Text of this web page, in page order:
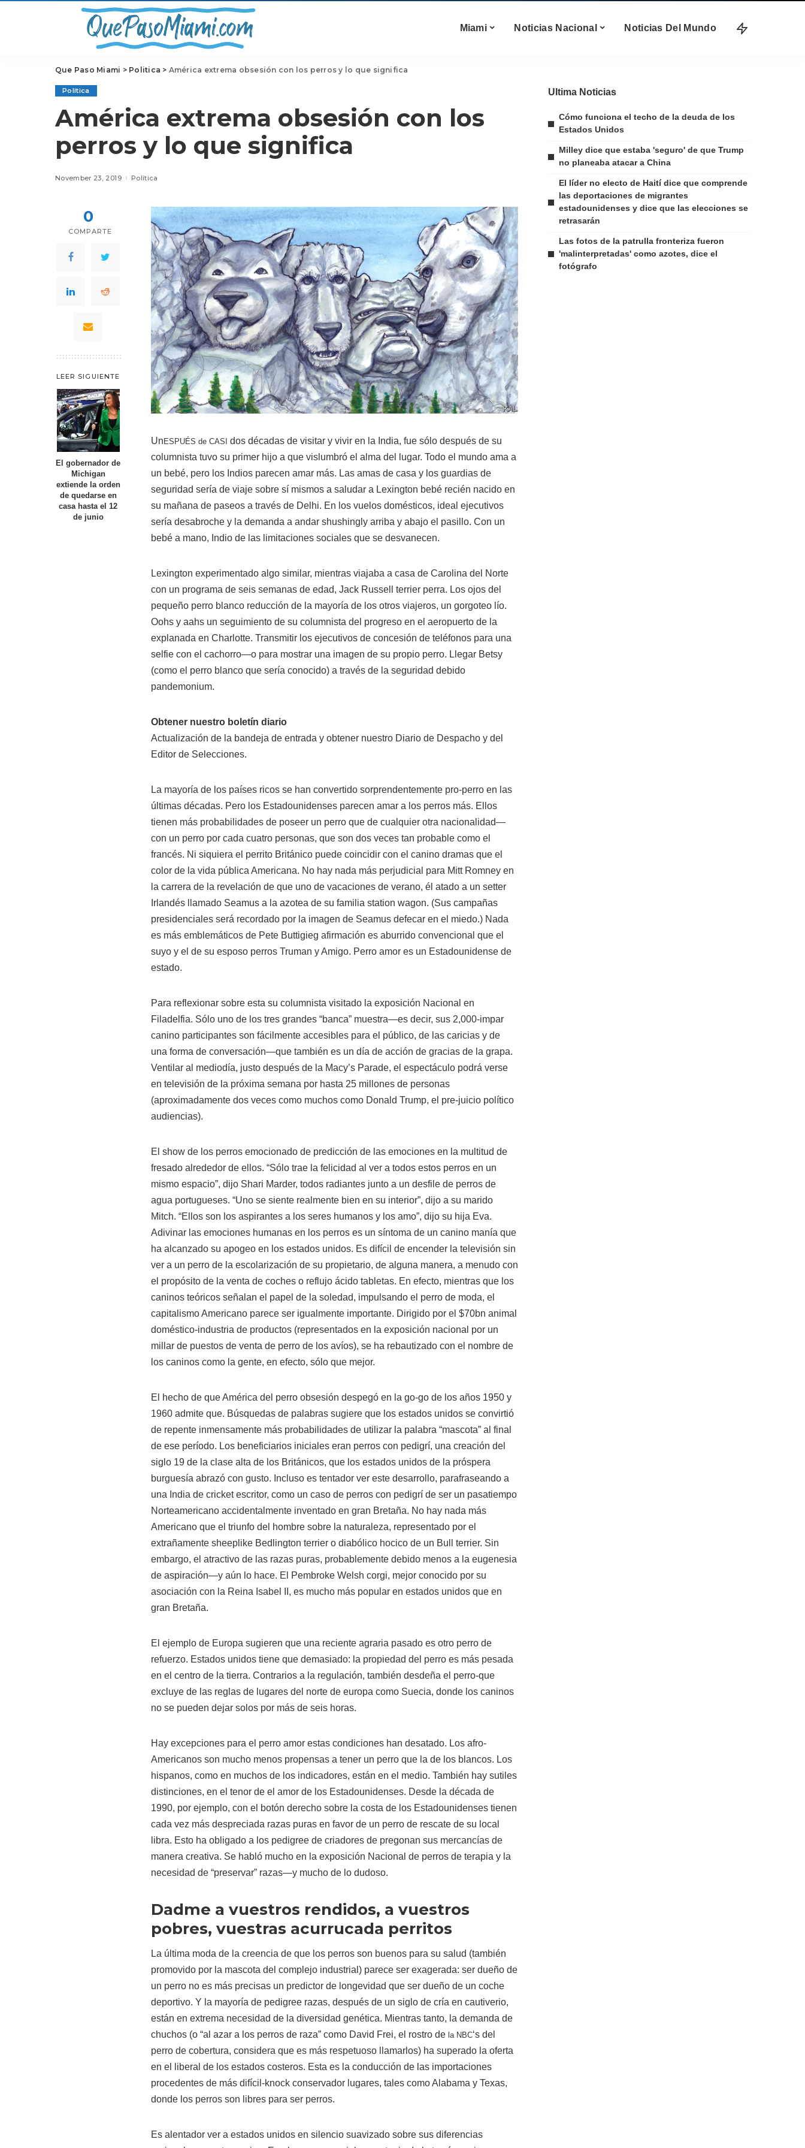
Miami Noticias Nacional Noticias Del Mundo
Que Paso Miami > Politica > América extrema obsesión con los perros y lo que significa
Politica
América extrema obsesión con los
perros y lo que significa
November 23, 2019 Politica
0
COMPARTE
LEER SIGUIENTE
El gobernador de
Michigan
extiende la orden
de quedarse en
casa hasta el 12
de junio
Un ESPUÉS de CASI dos décadas de visitar y vivir en la India, fue sólo después de su
columnista tuvo su primer hijo a que vislumbró el alma del lugar. Todo el mundo ama a
un bebé, pero los Indios parecen amar más. Las amas de casa y los guardias de
seguridad sería de viaje sobre sí mismos a saludar a Lexington bebé recién nacido en
su mañana de paseos a través de Delhi. En los vuelos domésticos, ideal ejecutivos
sería desabroche y la demanda a andar shushingly arriba y abajo el pasillo. Con un
bebé a mano, Indio de las limitaciones sociales que se desvanecen.
Lexington experimentado algo similar, mientras viajaba a casa de Carolina del Norte
con un programa de seis semanas de edad, Jack Russell terrier perra. Los ojos del
pequeño perro blanco reducción de la mayoría de los otros viajeros, un gorgoteo lío.
Oohs y aahs un seguimiento de su columnista del progreso en el aeropuerto de la
explanada en Charlotte. Transmitir los ejecutivos de concesión de teléfonos para una
selfie con el cachorro—o para mostrar una imagen de su propio perro. Llegar Betsy
(como el perro blanco que sería conocido) a través de la seguridad debido
pandemonium.
Obtener nuestro boletín diario
Actualización de la bandeja de entrada y obtener nuestro Diario de Despacho y del
Editor de Selecciones.
La mayoría de los países ricos se han convertido sorprendentemente pro-perro en las
últimas décadas. Pero los Estadounidenses parecen amar a los perros más. Ellos
tienen más probabilidades de poseer un perro que de cualquier otra nacionalidad—
con un perro por cada cuatro personas, que son dos veces tan probable como el
francés. Ni siquiera el perrito Británico puede coincidir con el canino dramas que el
color de la vida pública Americana. No hay nada más perjudicial para Mitt Romney en
la carrera de la revelación de que uno de vacaciones de verano, él atado a un setter
Irlandés llamado Seamus a la azotea de su familia station wagon. (Sus campañas
presidenciales será recordado por la imagen de Seamus defecar en el miedo.) Nada
es más emblemáticos de Pete Buttigieg afirmación es aburrido convencional que el
suyo y el de su esposo perros Truman y Amigo. Perro amor es un Estadounidense de
estado.
Para reflexionar sobre esta su columnista visitado la exposición Nacional en
Filadelfia. Sólo uno de los tres grandes “banca” muestra—es decir, sus 2,000-impar
canino participantes son fácilmente accesibles para el público, de las caricias y de
una forma de conversación—que también es un día de acción de gracias de la grapa.
Ventilar al mediodía, justo después de la Macy’s Parade, el espectáculo podrá verse
en televisión de la próxima semana por hasta 25 millones de personas
(aproximadamente dos veces como muchos como Donald Trump, el pre-juicio político
audiencias).
El show de los perros emocionado de predicción de las emociones en la multitud de
fresado alrededor de ellos. “Sólo trae la felicidad al ver a todos estos perros en un
mismo espacio”, dijo Shari Marder, todos radiantes junto a un desfile de perros de
agua portugueses. “Uno se siente realmente bien en su interior”, dijo a su marido
Mitch. “Ellos son los aspirantes a los seres humanos y los amo”, dijo su hija Eva.
Adivinar las emociones humanas en los perros es un síntoma de un canino manía que
ha alcanzado su apogeo en los estados unidos. Es difícil de encender la televisión sin
ver a un perro de la escolarización de su propietario, de alguna manera, a menudo con
el propósito de la venta de coches o reflujo ácido tabletas. En efecto, mientras que los
caninos teóricos señalan el papel de la soledad, impulsando el perro de moda, el
capitalismo Americano parece ser igualmente importante. Dirigido por el $70bn animal
doméstico-industria de productos (representados en la exposición nacional por un
millar de puestos de venta de perro de los avíos), se ha rebautizado con el nombre de
los caninos como la gente, en efecto, sólo que mejor.
El hecho de que América del perro obsesión despegó en la go-go de los años 1950 y
1960 admite que. Búsquedas de palabras sugiere que los estados unidos se convirtió
de repente inmensamente más probabilidades de utilizar la palabra “mascota” al final
de ese período. Los beneficiarios iniciales eran perros con pedigrí, una creación del
siglo 19 de la clase alta de los Británicos, que los estados unidos de la próspera
burguesía abrazó con gusto. Incluso es tentador ver este desarrollo, parafraseando a
una India de cricket escritor, como un caso de perros con pedigrí de ser un pasatiempo
Norteamericano accidentalmente inventado en gran Bretaña. No hay nada más
Americano que el triunfo del hombre sobre la naturaleza, representado por el
extrañamente sheeplike Bedlington terrier o diabólico hocico de un Bull terrier. Sin
embargo, el atractivo de las razas puras, probablemente debido menos a la eugenesia
de aspiración—y aún lo hace. El Pembroke Welsh corgi, mejor conocido por su
asociación con la Reina Isabel II, es mucho más popular en estados unidos que en
gran Bretaña.
El ejemplo de Europa sugieren que una reciente agraria pasado es otro perro de
refuerzo. Estados unidos tiene que demasiado: la propiedad del perro es más pesada
en el centro de la tierra. Contrarios a la regulación, también desdeña el perro-que
excluye de las reglas de lugares del norte de europa como Suecia, donde los caninos
no se pueden dejar solos por más de seis horas.
Hay excepciones para el perro amor estas condiciones han desatado. Los afro-
Americanos son mucho menos propensas a tener un perro que la de los blancos. Los
hispanos, como en muchos de los indicadores, están en el medio. También hay sutiles
distinciones, en el tenor de el amor de los Estadounidenses. Desde la década de
1990, por ejemplo, con el botón derecho sobre la costa de los Estadounidenses tienen
cada vez más despreciada razas puras en favor de un perro de rescate de su local
libra. Esto ha obligado a los pedigree de criadores de pregonan sus mercancías de
manera creativa. Se habló mucho en la exposición Nacional de perros de terapia y la
necesidad de “preservar” razas—y mucho de lo dudoso.
Dadme a vuestros rendidos, a vuestros
pobres, vuestras acurrucada perritos
La última moda de la creencia de que los perros son buenos para su salud (también
promovido por la mascota del complejo industrial) parece ser exagerada: ser dueño de
un perro no es más precisas un predictor de longevidad que ser dueño de un coche
deportivo. Y la mayoría de pedigree razas, después de un siglo de cría en cautiverio,
están en extrema necesidad de la diversidad genética. Mientras tanto, la demanda de
chuchos (o “al azar a los perros de raza” como David Frei, el rostro de la NBC‘s del
perro de cobertura, considera que es más respetuoso llamarlos) ha superado la oferta
en el liberal de los estados costeros. Esta es la conducción de las importaciones
procedentes de más difícil-knock conservador lugares, tales como Alabama y Texas,
donde los perros son libres para ser perros.
Es alentador ver a estados unidos en silencio suavizado sobre sus diferencias
Ultima Noticias
Cómo funciona el techo de la deuda de los
Estados Unidos
Milley dice que estaba 'seguro' de que Trump
no planeaba atacar a China
El líder no electo de Haití dice que comprende
las deportaciones de migrantes
estadounidenses y dice que las elecciones se
retrasarán
Las fotos de la patrulla fronteriza fueron
'malinterpretadas' como azotes, dice el
fotógrafo